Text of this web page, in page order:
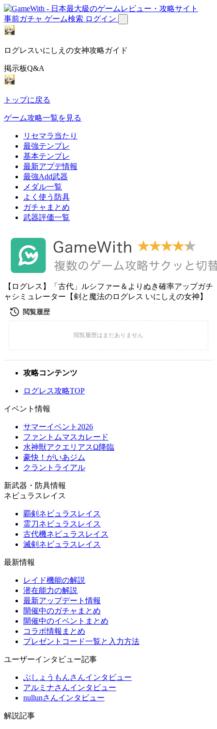
事前ガチャ ゲーム検索 ログイン
ログレスいにしえの女神攻略ガイド
掲示板Q&A
トップに戻る
ゲーム攻略一覧を見る
リセマラ当たり
最強テンプレ
基本テンプレ
最新アプデ情報
最強Add武器
メダル一覧
よく使う防具
ガチャまとめ
武器評価一覧
【ログレス】「古代」ルシファー＆よりぬき確率アップガチ
ャシミュレーター【剣と魔法のログレス いにしえの女神】
攻略コンテンツ
ログレス攻略TOP
イベント情報
サマーイベント2026
ファントムマスカレード
水神獣アクエリアスΩ降臨
豪快！がいあジム
クラントライアル
新武器・防具情報
ネビュラスレイス
覇剣ネビュラスレイス
霊刀ネビュラスレイス
古代機ネビュラスレイス
滅剣ネビュラスレイス
最新情報
レイド機能の解説
潜在能力の解説
最新アップデート情報
開催中のガチャまとめ
開催中のイベントまとめ
コラボ情報まとめ
プレゼントコード一覧と入力方法
ユーザーインタビュー記事
ぶしょうもんさんインタビュー
アルミナさんインタビュー
nullunさんインタビュー
解説記事